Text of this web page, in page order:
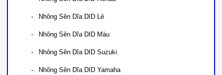
Nhông Sên Dĩa DID Lẻ
Nhông Sên Dĩa DID Màu
Nhông Sên Dĩa DID Suzuki
Nhông Sên Dĩa DID Yamaha